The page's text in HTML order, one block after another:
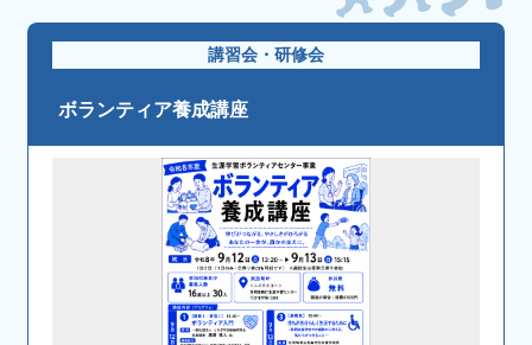
講習会・研修会
ボランティア養成講座